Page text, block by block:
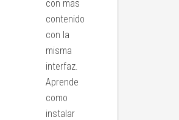
con mas
contenido
con la
misma
interfaz.
Aprende
como
instalar